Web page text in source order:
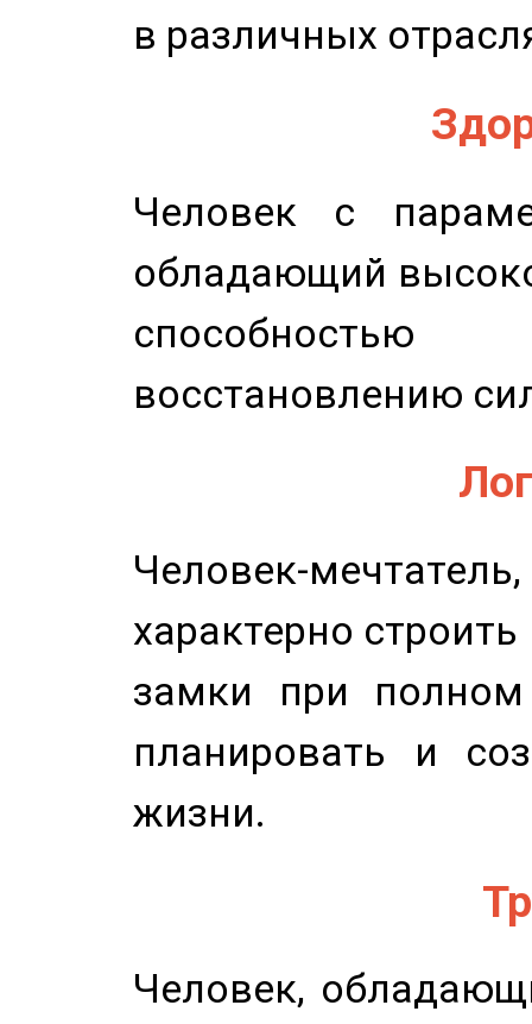
в различных
Человек с
обладающий
восстановлению
Человек-
характерно
замки при полном
планировать и
жизни.
Человек,